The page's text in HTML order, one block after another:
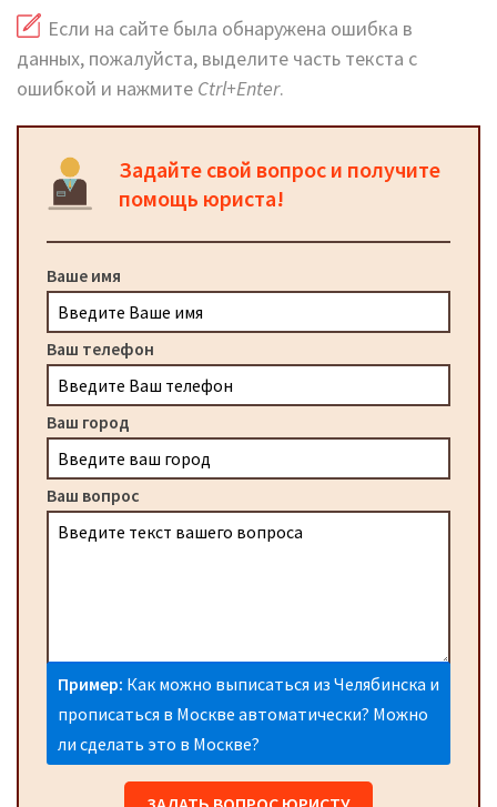
Если на сайте была обнаружена ошибка в
данных, пожалуйста, выделите часть текста с
ошибкой и нажмите Ctrl+Enter.
Задайте свой вопрос и получите
помощь юриста!
Ваше имя
Ваш телефон
Ваш город
Ваш вопрос
Пример: Как можно выписаться из Челябинска и
прописаться в Москве автоматически? Можно
ли сделать это в Москве?